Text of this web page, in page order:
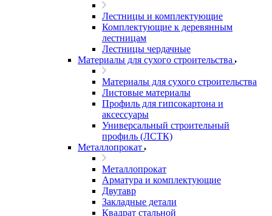
Лестницы и комплектующие
Комплектующие к деревянным
лестницам
Лестницы чердачные
Материалы для сухого строительства
Материалы для сухого строительства
Листовые материалы
Профиль для гипсокартона и
аксессуары
Универсальный строительный
профиль (ЛСТК)
Металлопрокат
Металлопрокат
Арматура и комплектующие
Двутавр
Закладные детали
Квадрат стальной